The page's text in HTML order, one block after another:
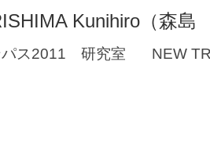
Kunihiro（森
パス2011 研究室
NEW